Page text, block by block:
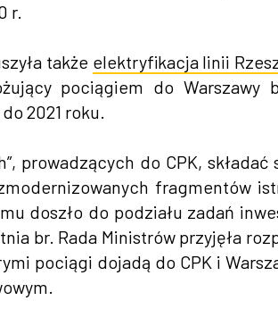
r.
także elektryfikacja linii
pociągiem do
2021 roku.
prowadzących do CPK,
fragmentów
doszło do podziału zadań
br. Rada Ministrów przyjęła
pociągi dojadą do CPK i